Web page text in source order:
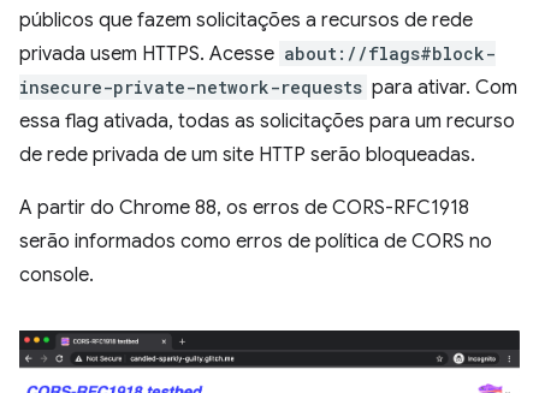
públicos que fazem solicitações a recursos de rede
privada usem HTTPS. Acesse about://flags#block-
insecure-private-network-requests para ativar. Com
essa flag ativada, todas as solicitações para um recurso
de rede privada de um site HTTP serão bloqueadas.
A partir do Chrome 88, os erros de CORS-RFC1918
serão informados como erros de política de CORS no
console.